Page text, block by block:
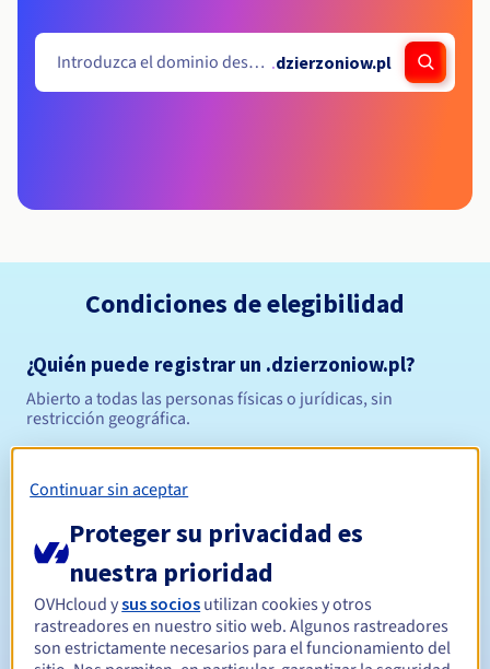
.dzierzoniow.pl
Condiciones de elegibilidad
¿Quién puede registrar un .dzierzoniow.pl?
Abierto a todas las personas físicas o jurídicas, sin
restricción geográfica.
Período de registro
Período de renovación Entre 1 y 10 años
Continuar sin aceptar
Proteger su privacidad es
nuestra prioridad
OVHcloud ysus socios utilizan cookies y otros
rastreadores en nuestro sitio web. Algunos rastreadores
son estrictamente necesarios para el funcionamiento del